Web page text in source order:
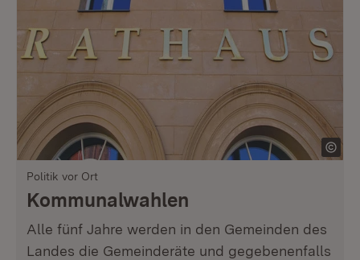
Politik vor Ort
Kommunalwahlen
Alle fünf Jahre werden in den Gemeinden des
Landes die Gemeinderäte und gegebenenfalls